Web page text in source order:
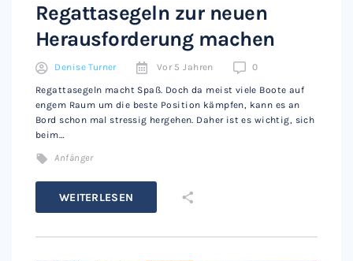
Regattasegeln zur neuen
Herausforderung machen
Denise Turner Vor 5 Jahren 0
Regattasegeln macht Spaß. Doch da meist viele Boote auf
engem Raum um die beste Position kämpfen, kann es an
Bord schon mal stressig hergehen. Daher ist es wichtig, sich
beim…
Anfänger
WEITERLESEN